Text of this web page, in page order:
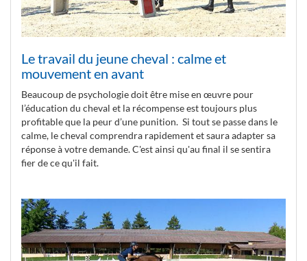
Le travail du jeune cheval : calme et
mouvement en avant
Beaucoup de psychologie doit être mise en œuvre pour
l’éducation du cheval et la récompense est toujours plus
profitable que la peur d’une punition. Si tout se passe dans le
calme, le cheval comprendra rapidement et saura adapter sa
réponse à votre demande. C'est ainsi qu'au final il se sentira
fier de ce qu'il fait.